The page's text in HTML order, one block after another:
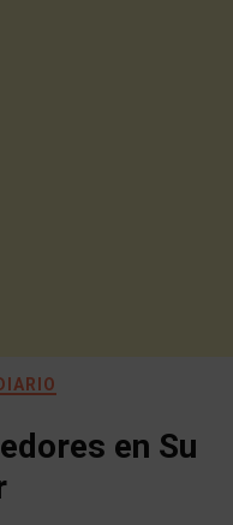
en Su